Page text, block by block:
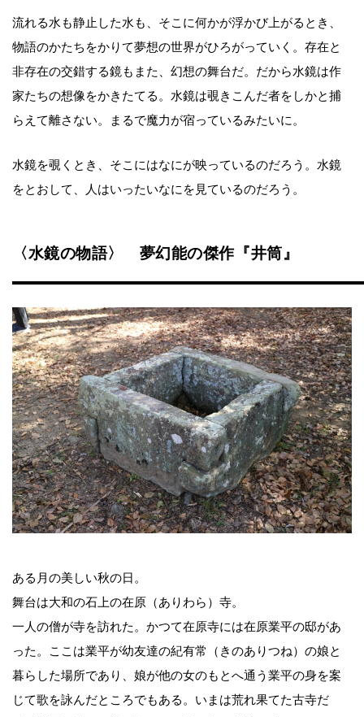
流れる水も静止した水も、そこに何かが浮かび上がるとき、
物語のかたちをかりて夢想の世界がひろがっていく。存在と
非存在の交錯する鏡もまた、幻想の舞台だ。だから水鏡は作
家たちの想像をかきたてる。水鏡は覗きこんだ者をしかと捕
らえて離さない。まるで魔力が宿っているみたいに。
水鏡を覗くとき、そこにはなにが映っているのだろう。水鏡
をとおして、人はいったいなにを見ているのだろう。
〈水鏡の物語〉 夢幻能の傑作『井筒』
ある月の美しい秋の日。
舞台は大和の石上の在原（ありわら）寺。
一人の僧が寺を訪れた。かつて在原寺には在原業平の邸があ
った。ここは業平が幼友達の紀有常（きのありつね）の娘と
暮らした場所であり、娘が他の女のもとへ通う業平の身を案
じて歌を詠んだところでもある。いまは荒れ果てた古寺だ